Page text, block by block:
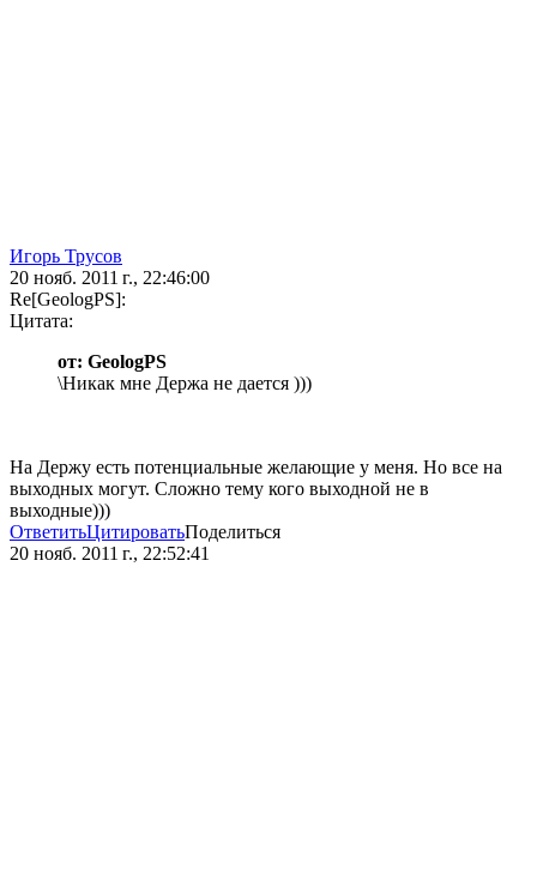
Игорь Трусов
20 нояб. 2011 г., 22:46:00
Re[GeologPS]:
Цитата:
от: GeologPS
\Никак мне Держа не дается )))
На Держу есть потенциальные желающие у меня. Но все на
выходных могут. Сложно тему кого выходной не в
выходные)))
ОтветитьЦитироватьПоделиться
20 нояб. 2011 г., 22:52:41